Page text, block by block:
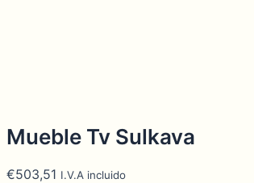
Mueble Tv Sulkava
€503,51 I.V.A incluido